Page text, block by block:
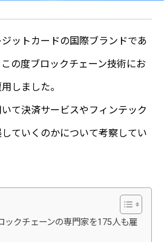
ットカードの国際ブランドであ
の度ブロックチェーン技術にお
しました。
て決済サービスやフィンテック
ていくのかについて考察してい
ックチェーンの専門家を175人も雇